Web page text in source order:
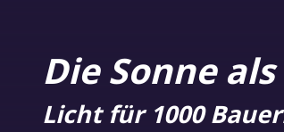
Die Sonne
Licht für 1000